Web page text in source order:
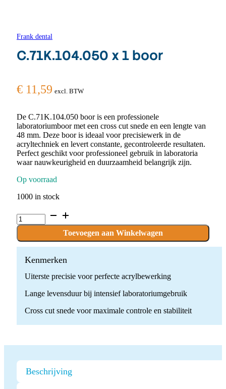
Frank dental
C.71K.104.050 x 1 boor
€ 11,59 excl. BTW
De C.71K.104.050 boor is een professionele
laboratoriumboor met een cross cut snede en een lengte van
48 mm. Deze boor is ideaal voor precisiewerk in de
acryltechniek en levert constante, gecontroleerde resultaten.
Perfect geschikt voor professioneel gebruik in laboratoria
waar nauwkeurigheid en duurzaamheid belangrijk zijn.
Op voorraad
1000 in stock
C.71K.104.050
x
boor
quantity
Toevoegen aan Winkelwagen
Kenmerken
Uiterste precisie voor perfecte acrylbewerking
Lange levensduur bij intensief laboratoriumgebruik
Cross cut snede voor maximale controle en stabiliteit
Beschrijving